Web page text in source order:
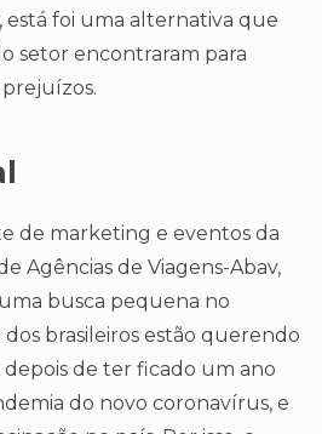
está foi uma alternativa que
setor encontraram para
de marketing e eventos da
Agências de Viagens-Abav,
busca pequena no
brasileiros estão querendo
de ter ficado um ano
do novo coronavírus, e